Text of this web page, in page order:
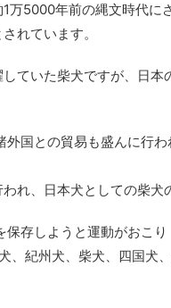
万5000年前の縄文時代に
れています。
ていた柴犬ですが、日
国との貿易も盛んに行
れ、日本犬としての柴犬
保存しようと運動がおこり
、紀州犬、柴犬、四国犬